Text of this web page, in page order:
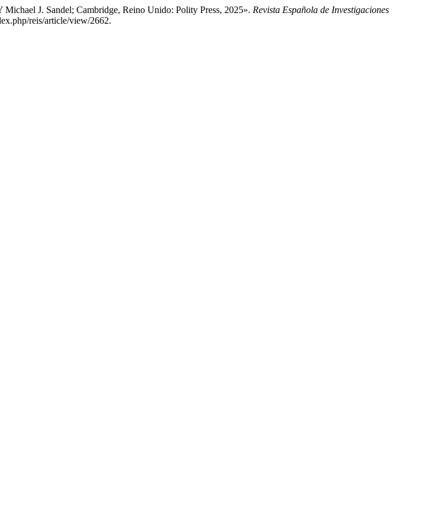
J. Sandel; Cambridge, Reino Unido: Polity Press, 2025». Revista Española de Investigaciones
reis/article/view/2662.